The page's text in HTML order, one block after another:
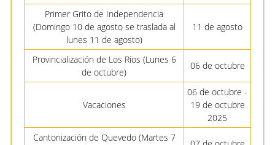
Primer Grito de Independencia
(Domingo 10 de agosto se traslada al
lunes 11 de agosto)
11 de agosto
Provincialización de Los Ríos (Lunes 6
de octubre)
06 de octubre
Vacaciones
06 de octubre -
19 de octubre
2025
Cantonización de Quevedo (Martes 7